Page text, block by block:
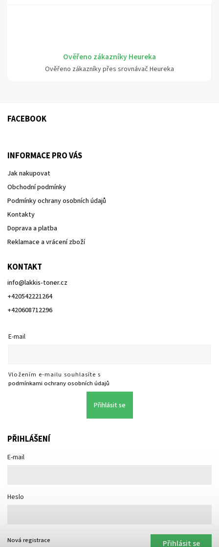
Ověřeno zákazníky Heureka
Ověřeno zákazníky přes srovnávač Heureka
FACEBOOK
INFORMACE PRO VÁS
Jak nakupovat
Obchodní podmínky
Podmínky ochrany osobních údajů
Kontakty
Doprava a platba
Reklamace a vrácení zboží
KONTAKT
info@lakkis-toner.cz
+420542221264
+420608712296
E-mail
Vložením e-mailu souhlasíte s
podmínkami ochrany osobních údajů
Přihlásit se
PŘIHLÁŠENÍ
E-mail
Heslo
Přihlásit se
Nová registrace